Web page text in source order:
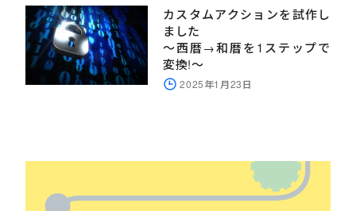
カスタムアクションを試作し
ました
～西暦→和暦を1ステップで
変換!～
2025年1月23日